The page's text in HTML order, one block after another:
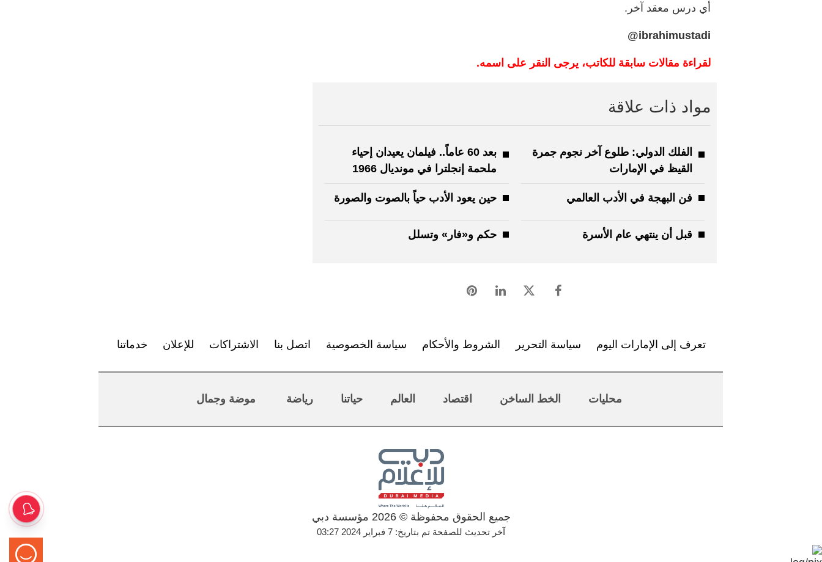
أي درس معقد آخر.
ibrahimustadi@
لقراءة مقالات سابقة للكاتب، يرجى النقر على اسمه.
مواد ذات علاقة
الفلك الدولي: طلوع آخر نجوم جمرة
القيظ في الإمارات
بعد 60 عاماً.. فيلمان يعيدان إحياء
ملحمة إنجلترا في مونديال 1966
فن البهجة في الأدب العالمي حين يعود الأدب حياً بالصوت والصورة
قبل أن ينتهي عام الأسرة حكم و«فار» وتسلل
تعرف إلى الإمارات اليوم سياسة التحرير الشروط والأحكام سياسة الخصوصية اتصل بنا الاشتراكات للإعلان خدماتنا
محليات الخط الساخن اقتصاد العالم حياتنا رياضة موضة وجمال
جميع الحقوق محفوظة © 2026 مؤسسة دبي
آخر تحديث للصفحة تم بتاريخ: 7 فبراير 2024 03:27